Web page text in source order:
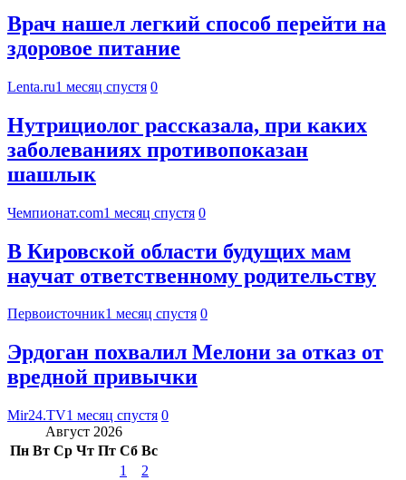
Врач нашел легкий способ перейти на
здоровое питание
Lenta.ru1 месяц спустя 0
Нутрициолог рассказала, при каких
заболеваниях противопоказан
шашлык
Чемпионат.com1 месяц спустя 0
В Кировской области будущих мам
научат ответственному родительству
Первоисточник1 месяц спустя 0
Эрдоган похвалил Мелони за отказ от
вредной привычки
Mir24.TV1 месяц спустя 0
Август 2026
Пн Вт Ср Чт Пт Сб Вс
1
2